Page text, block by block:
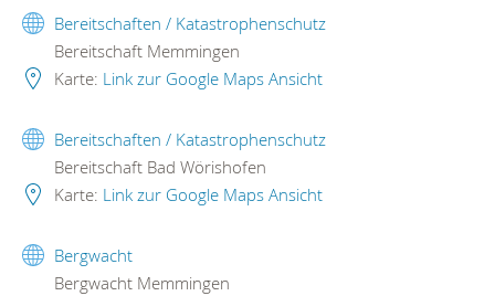
Bereitschaften / Katastrophenschutz
Bereitschaft Memmingen
Karte: Link zur Google Maps Ansicht
Bereitschaften / Katastrophenschutz
Bereitschaft Bad Wörishofen
Karte: Link zur Google Maps Ansicht
Bergwacht
Bergwacht Memmingen